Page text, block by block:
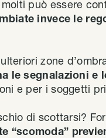
può essere
invece le
zone
le segnalazioni e
e per i soggetti
di scottarsi?
“scomoda”